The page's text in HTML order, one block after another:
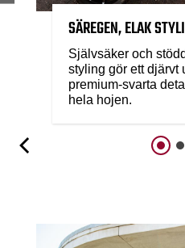
SÄREGEN, ELAK
Självsäker och
styling gör ett djärvt
premium-svarta
hela hojen.